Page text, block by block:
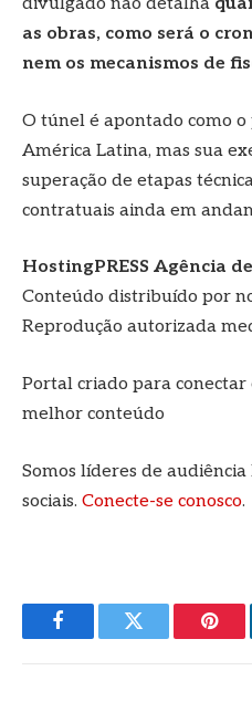
divulgado não detalha
as obras, como será o
nem os mecanismos de
O túnel é apontado como
América Latina, mas sua
superação de etapas
contratuais ainda em
HostingPRESS Agência
Conteúdo distribuído por
Reprodução autorizada
Portal criado para conectar
melhor conteúdo
Somos líderes de audiência
sociais. Conecte-se conosco.
FacebookTwitter